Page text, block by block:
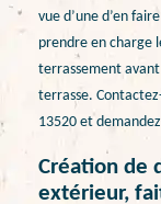
vue d’une d’en
prendre en charge
terrassement
terrasse.
13520 et
Création de
extérieur,